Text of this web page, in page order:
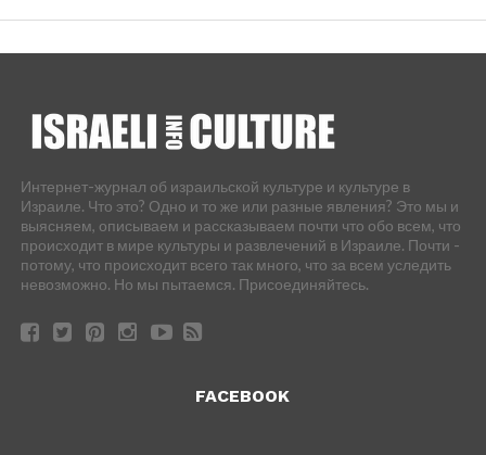
Интернет-журнал об израильской культуре и культуре в
Израиле. Что это? Одно и то же или разные явления? Это мы и
выясняем, описываем и рассказываем почти что обо всем, что
происходит в мире культуры и развлечений в Израиле. Почти -
потому, что происходит всего так много, что за всем уследить
невозможно. Но мы пытаемся. Присоединяйтесь.
FACEBOOK